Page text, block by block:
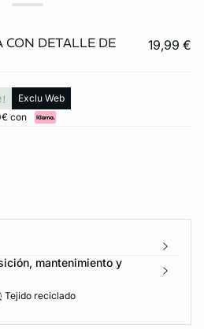
CON DETALLE DE
19,99 €
Exclu Web
con
mantenimiento y
Tejido reciclado